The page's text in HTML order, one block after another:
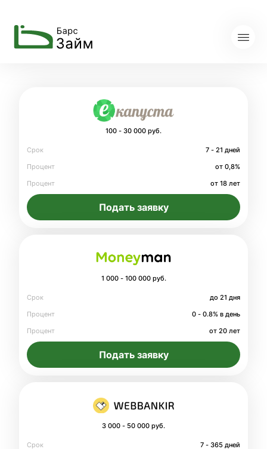
100 - 30 000 руб.
Срок
7 - 21 дней
Процент
от 0,8%
Процент
от 18 лет
Подать заявку
1 000 - 100 000 руб.
Срок
до 21 дня
Процент
0 - 0.8% в день
Процент
от 20 лет
Подать заявку
3 000 - 50 000 руб.
Срок
7 - 365 дней